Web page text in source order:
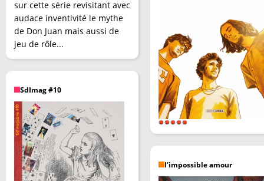
sur cette série revisitant avec
audace inventivité le mythe
de Don Juan mais aussi de
jeu de rôle...
SdImag #10
l’impossible amour